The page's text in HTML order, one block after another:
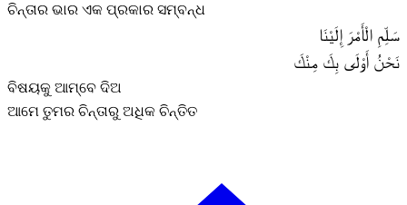
ଚିନ୍ତାର ଭାର ଏକ ପ୍ରକାର ସମ୍ବନ୍ଧ
سَلِّمِ الْأَمْرَ إِلَيْنَا
نَحْنُ أَوْلَى بِكَ مِنْكَ
ବିଷୟକୁ ଆମ୍ବେ ଦିଅ
ଆମେ ତୁମର ଚିନ୍ତାରୁ ଅଧିକ ଚିନ୍ତିତ